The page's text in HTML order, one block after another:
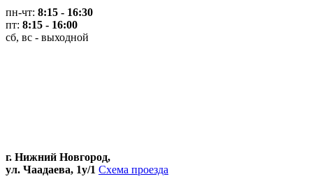
пн-чт: 8:15 - 16:30
пт: 8:15 - 16:00
сб, вс - выходной
г. Нижний Новгород,
ул. Чаадаева, 1у/1 Схема проезда